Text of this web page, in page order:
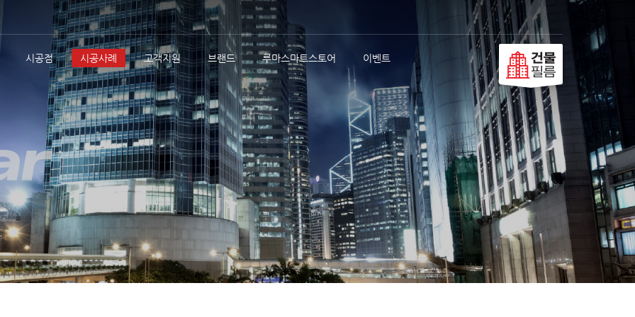
시공점 시공사례 고객지원 브랜드 루마스마트스토어 이벤트